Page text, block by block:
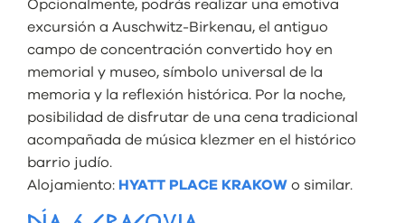
Opcionalmente, podrás realizar una emotiva
excursión a Auschwitz-Birkenau, el antiguo
campo de concentración convertido hoy en
memorial y museo, símbolo universal de la
memoria y la reflexión histórica. Por la noche,
posibilidad de disfrutar de una cena tradicional
acompañada de música klezmer en el histórico
barrio judío.
Alojamiento: HYATT PLACE KRAKOW o similar.